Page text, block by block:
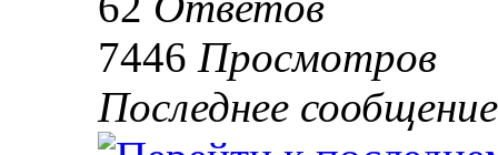
7446 Просмотров
Последнее